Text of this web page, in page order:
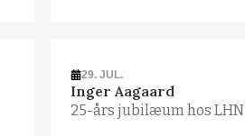
29. JUL.
Inger Aagaard
25-års jubilæum hos LHN